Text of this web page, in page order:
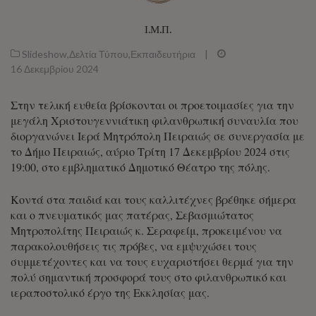
Ι.Μ.Π.
Slideshow,Δελτία Τύπου,Εκπαιδευτήρια
|
16 Δεκεμβρίου 2024
Στην τελική ευθεία βρίσκονται οι προετοιμασίες για την
μεγάλη Χριστουγεννιάτικη φιλανθρωπική συναυλία που
διοργανώνει Ιερά Μητρόπολη Πειραιώς σε συνεργασία με
το Δήμο Πειραιώς, αύριο Τρίτη 17 Δεκεμβρίου 2024 στις
19:00, στο εμβληματικό Δημοτικό Θέατρο της πόλης.
Κοντά στα παιδιά και τους καλλιτέχνες βρέθηκε σήμερα
και ο πνευματικός μας πατέρας, Σεβασμιώτατος
Μητροπολίτης Πειραιώς κ. Σεραφείμ, προκειμένου να
παρακολουθήσεις τις πρόβες, να εμψυχώσει τους
συμμετέχοντες και να τους ευχαριστήσει θερμά για την
πολύ σημαντική προσφορά τους στο φιλανθρωπικό και
ιεραποστολικό έργο της Εκκλησίας μας.